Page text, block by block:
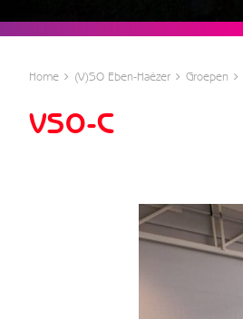
Home (V)SO Eben-Haëzer Groepen
VSO-C